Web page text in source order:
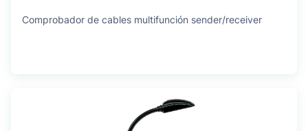
Comprobador de cables multifunción sender/receiver